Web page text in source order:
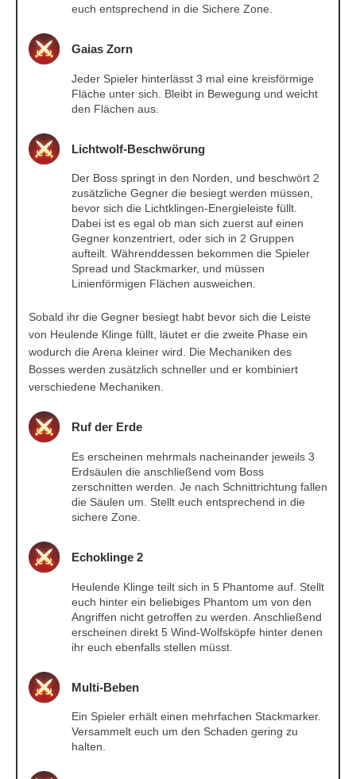
euch entsprechend in die Sichere Zone.
Gaias Zorn
Jeder Spieler hinterlässt 3 mal eine kreisförmige
Fläche unter sich. Bleibt in Bewegung und weicht
den Flächen aus.
Lichtwolf-Beschwörung
Der Boss springt in den Norden, und beschwört 2
zusätzliche Gegner die besiegt werden müssen,
bevor sich die Lichtklingen-Energieleiste füllt.
Dabei ist es egal ob man sich zuerst auf einen
Gegner konzentriert, oder sich in 2 Gruppen
aufteilt. Währenddessen bekommen die Spieler
Spread und Stackmarker, und müssen
Linienförmigen Flächen ausweichen.
Sobald ihr die Gegner besiegt habt bevor sich die Leiste
von Heulende Klinge füllt, läutet er die zweite Phase ein
wodurch die Arena kleiner wird. Die Mechaniken des
Bosses werden zusätzlich schneller und er kombiniert
verschiedene Mechaniken.
Ruf der Erde
Es erscheinen mehrmals nacheinander jeweils 3
Erdsäulen die anschließend vom Boss
zerschnitten werden. Je nach Schnittrichtung fallen
die Säulen um. Stellt euch entsprechend in die
sichere Zone.
Echoklinge 2
Heulende Klinge teilt sich in 5 Phantome auf. Stellt
euch hinter ein beliebiges Phantom um von den
Angriffen nicht getroffen zu werden. Anschließend
erscheinen direkt 5 Wind-Wolfsköpfe hinter denen
ihr euch ebenfalls stellen müsst.
Multi-Beben
Ein Spieler erhält einen mehrfachen Stackmarker.
Versammelt euch um den Schaden gering zu
halten.